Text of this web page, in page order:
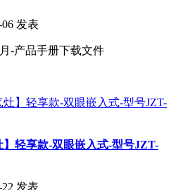
06 发表
-产品手册下载文件
】轻享款-双眼嵌入式-型号JZT-
22 发表